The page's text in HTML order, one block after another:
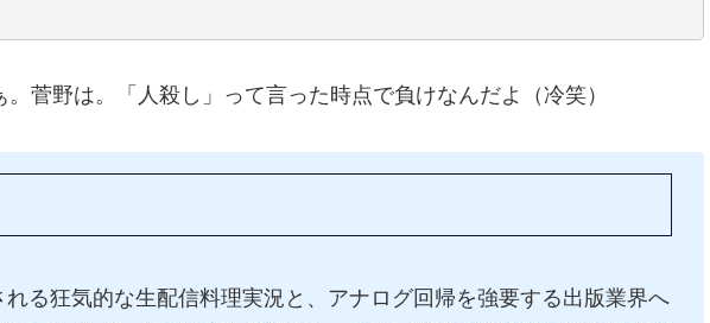
菅野は。「人殺し」って言った時点で負けなんだよ（冷笑）
る狂気的な生配信料理実況と、アナログ回帰を強要する出版業界へ